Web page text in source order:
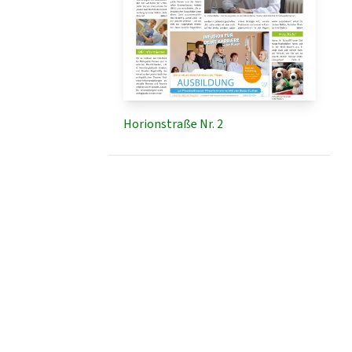
Horionstraße Nr. 2